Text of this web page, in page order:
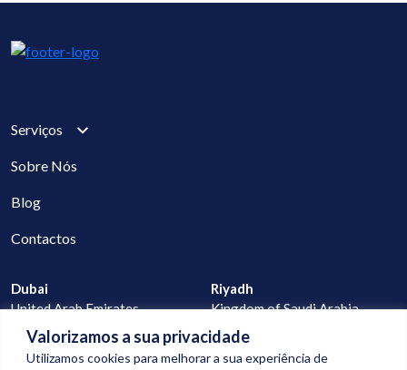
Valorizamos a sua privacidade
Utilizamos cookies para melhorar a sua experiência de
Serviços
Sobre Nós
Blog
Contactos
Dubai
United Arab Emirates
Lisbon
Riyadh
Kingdom of Saudi Arabia